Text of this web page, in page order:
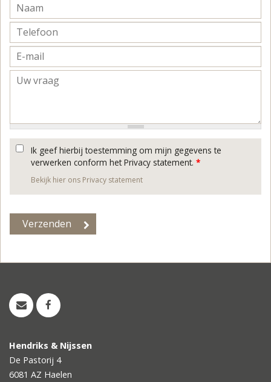
Ik geef hierbij toestemming om mijn gegevens te
verwerken conform het Privacy statement. *
Bekijk hier ons Privacy statement
Hendriks & Nijssen
De Pastorij 4
6081 AZ Haelen